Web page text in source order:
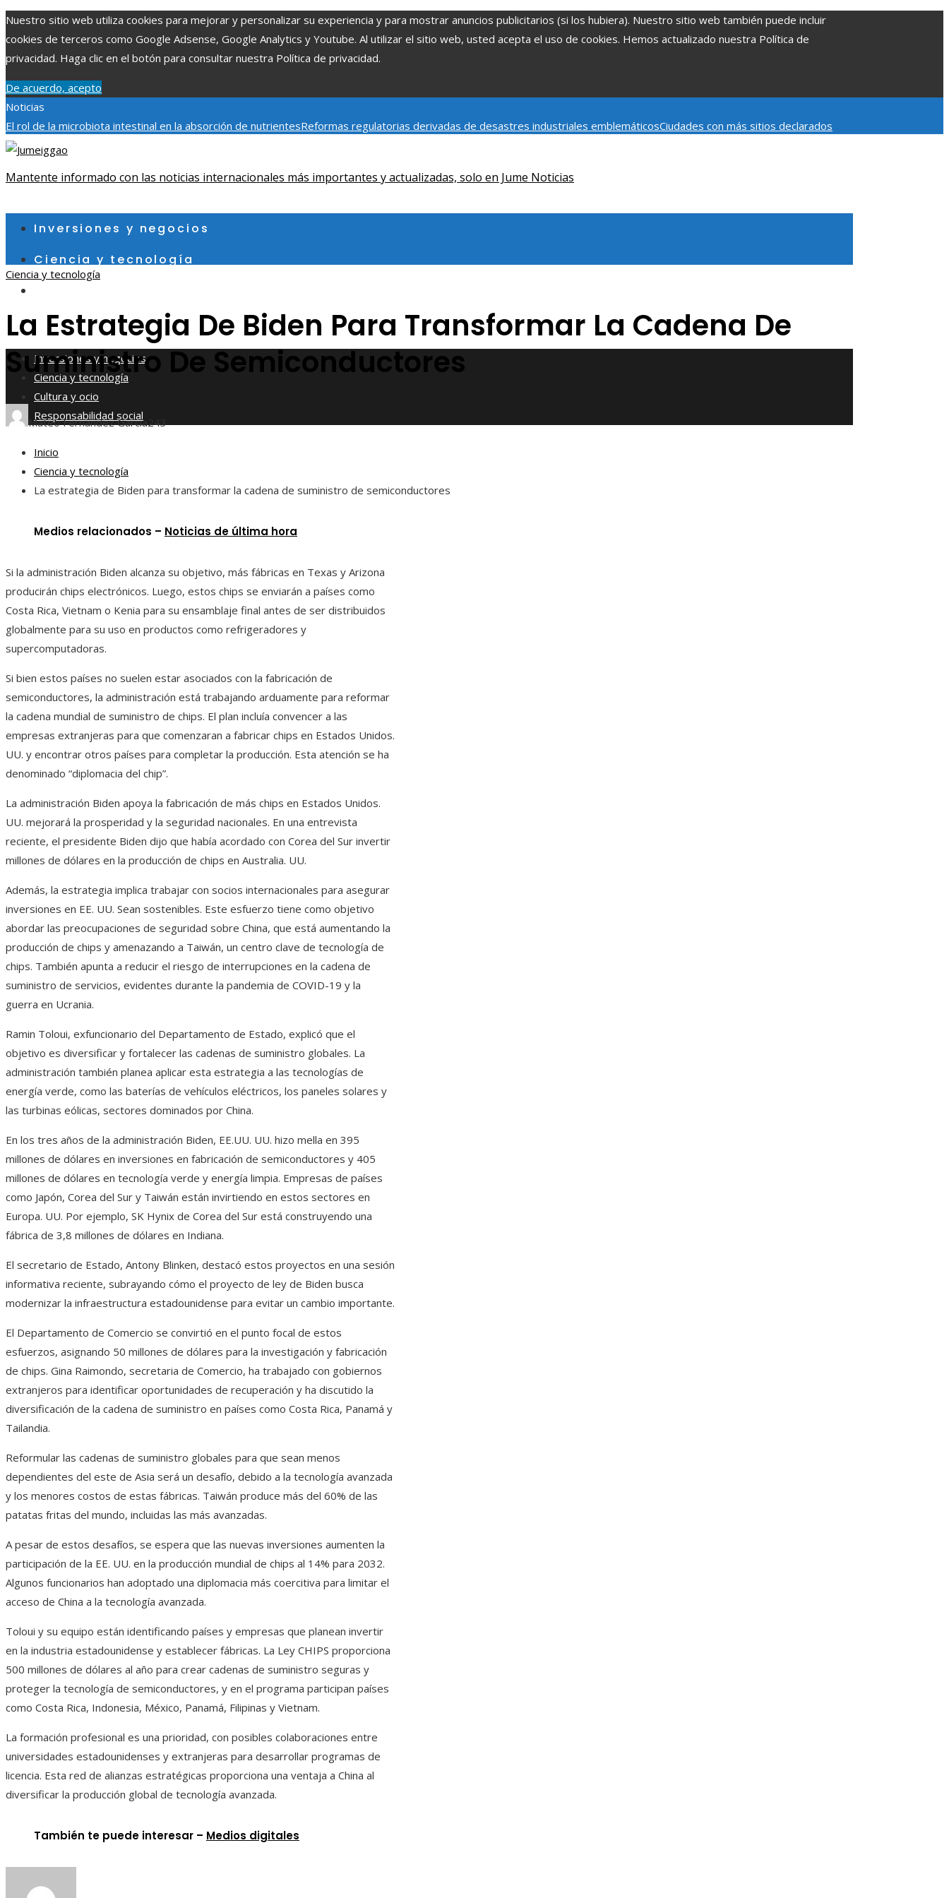
Nuestro sitio web utiliza cookies para mejorar y personalizar su experiencia y para mostrar anuncios publicitarios (si los hubiera). Nuestro sitio web también puede incluir
cookies de terceros como Google Adsense, Google Analytics y Youtube. Al utilizar el sitio web, usted acepta el uso de cookies. Hemos actualizado nuestra Política de
privacidad. Haga clic en el botón para consultar nuestra Política de privacidad.
De acuerdo, acepto
Noticias
El rol de la microbiota intestinal en la absorción de nutrientesReformas regulatorias derivadas de desastres industriales emblemáticosCiudades con más sitios declarados
Patrimonio de la Humanidad y su importancia
sábado, agosto 8
Mantente informado con las noticias internacionales más importantes y actualizadas, solo en Jume Noticias
Inversiones y negocios
Ciencia y tecnología
Responsabilidad social
Inversiones y negocios
Ciencia y tecnología
Cultura y ocio
Responsabilidad social
Ciencia y tecnología
La Estrategia De Biden Para Transformar La Cadena De
Suministro De Semiconductores
Mateo Fernández García243
Inicio
Ciencia y tecnología
La estrategia de Biden para transformar la cadena de suministro de semiconductores
Medios relacionados – Noticias de última hora
Si la administración Biden alcanza su objetivo, más fábricas en Texas y Arizona
producirán chips electrónicos. Luego, estos chips se enviarán a países como
Costa Rica, Vietnam o Kenia para su ensamblaje final antes de ser distribuidos
globalmente para su uso en productos como refrigeradores y
supercomputadoras.
Si bien estos países no suelen estar asociados con la fabricación de
semiconductores, la administración está trabajando arduamente para reformar
la cadena mundial de suministro de chips. El plan incluía convencer a las
empresas extranjeras para que comenzaran a fabricar chips en Estados Unidos.
UU. y encontrar otros países para completar la producción. Esta atención se ha
denominado “diplomacia del chip”.
La administración Biden apoya la fabricación de más chips en Estados Unidos.
UU. mejorará la prosperidad y la seguridad nacionales. En una entrevista
reciente, el presidente Biden dijo que había acordado con Corea del Sur invertir
millones de dólares en la producción de chips en Australia. UU.
Además, la estrategia implica trabajar con socios internacionales para asegurar
inversiones en EE. UU. Sean sostenibles. Este esfuerzo tiene como objetivo
abordar las preocupaciones de seguridad sobre China, que está aumentando la
producción de chips y amenazando a Taiwán, un centro clave de tecnología de
chips. También apunta a reducir el riesgo de interrupciones en la cadena de
suministro de servicios, evidentes durante la pandemia de COVID-19 y la
guerra en Ucrania.
Ramin Toloui, exfuncionario del Departamento de Estado, explicó que el
objetivo es diversificar y fortalecer las cadenas de suministro globales. La
administración también planea aplicar esta estrategia a las tecnologías de
energía verde, como las baterías de vehículos eléctricos, los paneles solares y
las turbinas eólicas, sectores dominados por China.
En los tres años de la administración Biden, EE.UU. UU. hizo mella en 395
millones de dólares en inversiones en fabricación de semiconductores y 405
millones de dólares en tecnología verde y energía limpia. Empresas de países
como Japón, Corea del Sur y Taiwán están invirtiendo en estos sectores en
Europa. UU. Por ejemplo, SK Hynix de Corea del Sur está construyendo una
fábrica de 3,8 millones de dólares en Indiana.
El secretario de Estado, Antony Blinken, destacó estos proyectos en una sesión
informativa reciente, subrayando cómo el proyecto de ley de Biden busca
modernizar la infraestructura estadounidense para evitar un cambio importante.
El Departamento de Comercio se convirtió en el punto focal de estos
esfuerzos, asignando 50 millones de dólares para la investigación y fabricación
de chips. Gina Raimondo, secretaria de Comercio, ha trabajado con gobiernos
extranjeros para identificar oportunidades de recuperación y ha discutido la
diversificación de la cadena de suministro en países como Costa Rica, Panamá y
Tailandia.
Reformular las cadenas de suministro globales para que sean menos
dependientes del este de Asia será un desafío, debido a la tecnología avanzada
y los menores costos de estas fábricas. Taiwán produce más del 60% de las
patatas fritas del mundo, incluidas las más avanzadas.
A pesar de estos desafíos, se espera que las nuevas inversiones aumenten la
participación de la EE. UU. en la producción mundial de chips al 14% para 2032.
Algunos funcionarios han adoptado una diplomacia más coercitiva para limitar el
acceso de China a la tecnología avanzada.
Toloui y su equipo están identificando países y empresas que planean invertir
en la industria estadounidense y establecer fábricas. La Ley CHIPS proporciona
500 millones de dólares al año para crear cadenas de suministro seguras y
proteger la tecnología de semiconductores, y en el programa participan países
como Costa Rica, Indonesia, México, Panamá, Filipinas y Vietnam.
La formación profesional es una prioridad, con posibles colaboraciones entre
universidades estadounidenses y extranjeras para desarrollar programas de
licencia. Esta red de alianzas estratégicas proporciona una ventaja a China al
diversificar la producción global de tecnología avanzada.
También te puede interesar – Medios digitales